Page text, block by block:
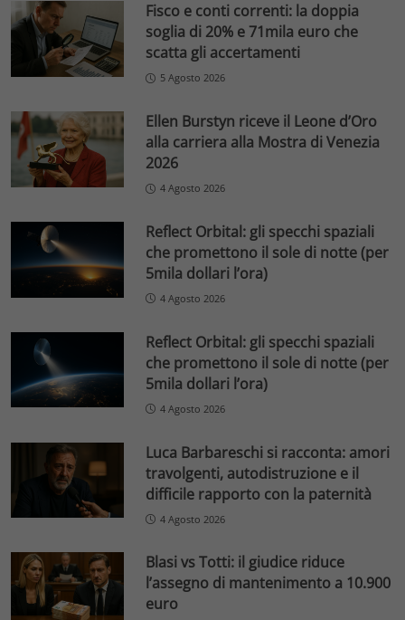
Fisco e conti correnti: la doppia
soglia di 20% e 71mila euro che
scatta gli accertamenti
5 Agosto 2026
Ellen Burstyn riceve il Leone d’Oro
alla carriera alla Mostra di Venezia
2026
4 Agosto 2026
Reflect Orbital: gli specchi spaziali
che promettono il sole di notte (per
5mila dollari l’ora)
4 Agosto 2026
Reflect Orbital: gli specchi spaziali
che promettono il sole di notte (per
5mila dollari l’ora)
4 Agosto 2026
Luca Barbareschi si racconta: amori
travolgenti, autodistruzione e il
difficile rapporto con la paternità
4 Agosto 2026
Blasi vs Totti: il giudice riduce
l’assegno di mantenimento a 10.900
euro